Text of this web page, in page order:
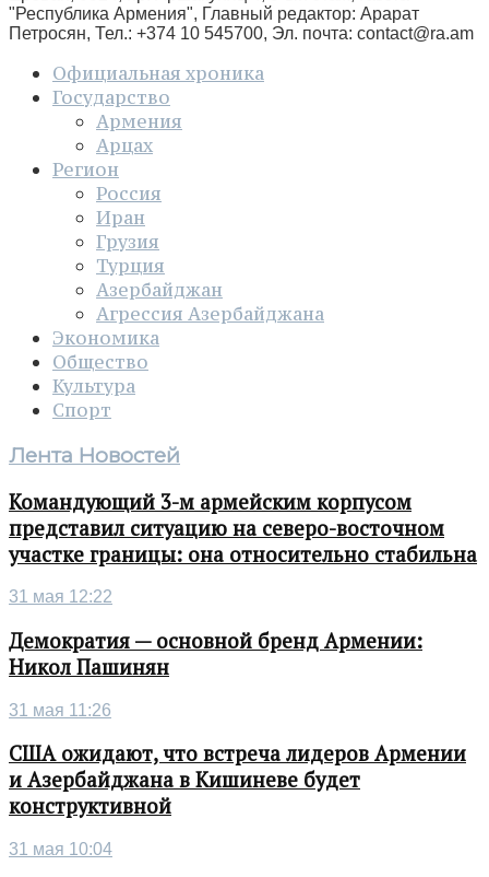
"Республика Армения", Главный редактор: Арарат
Петросян, Тел.: +374 10 545700, Эл. почта: contact@ra.am
Официальная хроника
Государство
Армения
Арцах
Регион
Россия
Иран
Грузия
Турция
Азербайджан
Агрессия Азербайджана
Экономика
Общество
Культура
Спорт
Лента Новостей
Командующий 3-м армейским корпусом
представил ситуацию на северо-восточном
участке границы: она относительно стабильна
31 мая 12:22
Демократия — основной бренд Армении:
Никол Пашинян
31 мая 11:26
США ожидают, что встреча лидеров Армении
и Азербайджана в Кишиневе будет
конструктивной
31 мая 10:04